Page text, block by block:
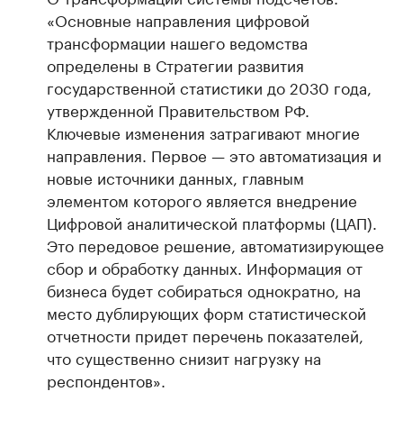
«Основные направления цифровой
трансформации нашего ведомства
определены в Стратегии развития
государственной статистики до 2030 года,
утвержденной Правительством РФ.
Ключевые изменения затрагивают многие
направления. Первое — это автоматизация и
новые источники данных, главным
элементом которого является внедрение
Цифровой аналитической платформы (ЦАП).
Это передовое решение, автоматизирующее
сбор и обработку данных. Информация от
бизнеса будет собираться однократно, на
место дублирующих форм статистической
отчетности придет перечень показателей,
что существенно снизит нагрузку на
респондентов».